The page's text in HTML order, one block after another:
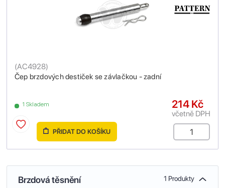
Čep brzdových destiček se závlačkou - zadní
(AC4928)
1 Skladem 214 Kč
včetně DPH
PŘIDAT DO KOŠÍKU
Brzdová těsnění 1 Produkty